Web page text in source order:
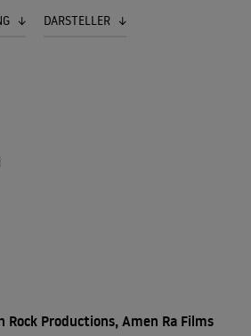
DARSTELLER
Productions, Amen Ra Films